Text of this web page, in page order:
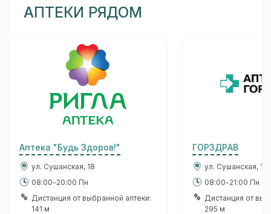
АПТЕКИ РЯДОМ
Аптека "Будь Здоров!"
ул. Сушанская, 18
08:00-20:00 Пн
Дистанция от выбранной аптеки:
141 м
ГОРЗДРАВ
ул. Сушанская, 16
08:00-21:00 Пн
Дистанция от
295 м